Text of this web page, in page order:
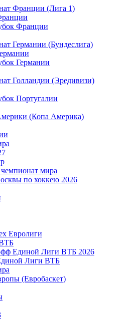
Франции (Лига 1)
Франции
Германии (Бундеслига)
Германии
Голландии (Эредивизи)
Португалии
(Копа Америка)
мира
по хоккею 2026
Евролиги
Единой Лиги ВТБ 2026
Лиги ВТБ
(Евробаскет)